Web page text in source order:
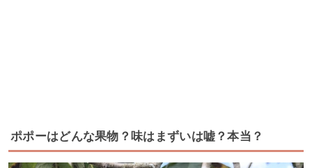
ポポーはどんな果物？味はまずいは嘘？本当？